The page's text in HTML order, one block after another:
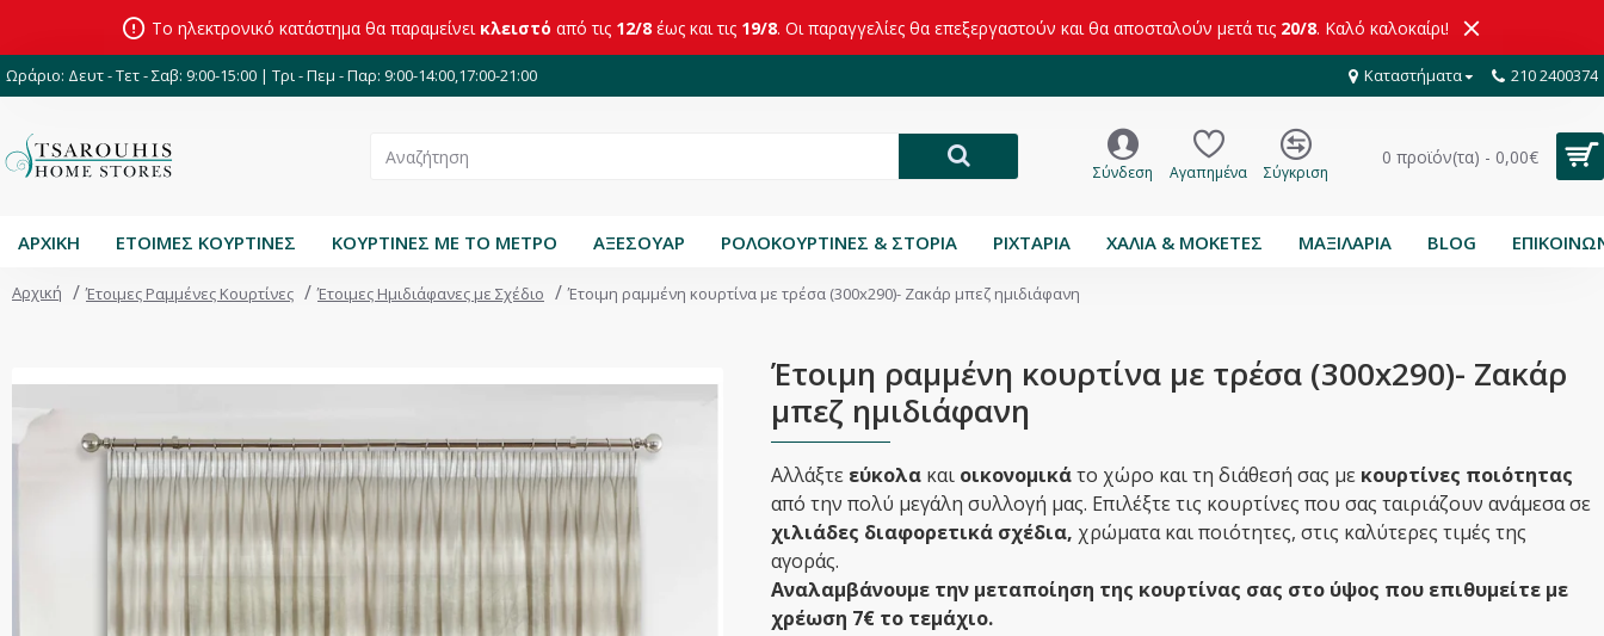
Το ηλεκτρονικό κατάστημα θα παραμείνει κλειστό από τις 12/8 έως και τις 19/8. Οι παραγγελίες θα επεξεργαστούν και θα αποσταλούν μετά τις 20/8. Καλό καλοκαίρι!
Ωράριο: Δευτ - Τετ - Σαβ: 9:00-15:00 | Τρι - Πεμ - Παρ: 9:00-14:00,17:00-21:00 Καταστήματα 210 2400374
Σύνδεση Αγαπημένα Σύγκριση
0 προϊόν(τα) - 0,00€
ΑΡΧΙΚΗ ΕΤΟΙΜΕΣ ΚΟΥΡΤΙΝΕΣ ΚΟΥΡΤΙΝΕΣ ΜΕ ΤΟ ΜΕΤΡΟ ΑΞΕΣΟΥΑΡ ΡΟΛΟΚΟΥΡΤΙΝΕΣ & ΣΤΟΡΙΑ ΡΙΧΤΑΡΙΑ ΧΑΛΙΑ & ΜΟΚΕΤΕΣ ΜΑΞΙΛΑΡΙΑ BLOG
Αρχική Έτοιμες Ραμμένες Κουρτίνες Έτοιμες Ημιδιάφανες με Σχέδιο Έτοιμη ραμμένη κουρτίνα με τρέσα (300x290)- Ζακάρ μπεζ ημιδιάφανη
Έτοιμη ραμμένη κουρτίνα με τρέσα (300x290)- Ζακάρ
μπεζ ημιδιάφανη
Αλλάξτε εύκολα και οικονομικάτο χώρο και τη διάθεσή σας με κουρτίνες ποιότητας
από την πολύ μεγάλη συλλογή μας. Επιλέξτε τις κουρτίνες που σας ταιριάζουν ανάμεσα σε
χιλιάδες διαφορετικά σχέδια, χρώματα και ποιότητες, στις καλύτερες τιμές της
αγοράς.
Αναλαμβάνουμε την μεταποίηση της κουρτίνας σας στο ύψος που επιθυμείτε με
χρέωση 7€ το τεμάχιο.